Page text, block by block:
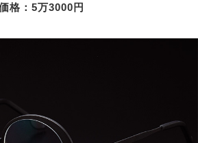
格：5万3000円